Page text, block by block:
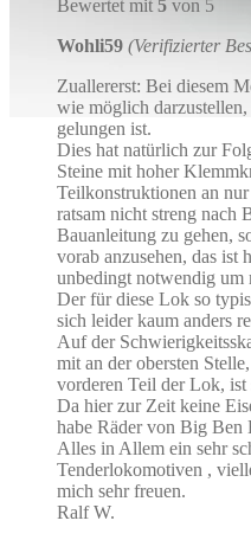
Bewertet mit 5 von 5
Wohli59 (Verifizierter
Zuallererst: Bei diesem
wie möglich
gelungen ist.
Dies hat natürlich zur
Steine mit hoher
Teilkonstruktionen an
ratsam nicht streng nach
Bauanleitung zu gehen,
vorab anzusehen, das ist
unbedingt notwendig um
Der für diese Lok so
sich leider kaum anders
Auf der
mit an der obersten
vorderen Teil der Lok, ist
Da hier zur Zeit keine
habe Räder von Big Ben
Alles in Allem ein sehr
Tenderlokomotiven ,
mich sehr freuen.
Ralf W.